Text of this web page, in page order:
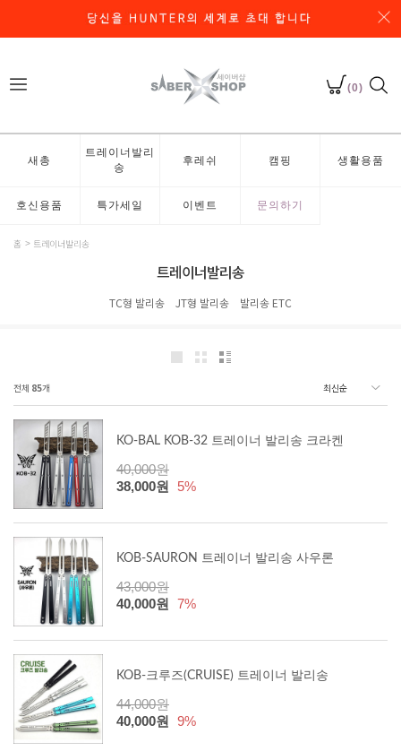
(0)
새총
트레이너발리
송
후레쉬 캠핑 생활용품
호신용품 특가세일 이벤트 문의하기
홈 트레이너발리송
트레이너발리송
TC형 발리송 JT형 발리송 발리송 ETC
전체 85개
KO-BAL KOB-32 트레이너 발리송 크라켄
40,000원
38,000원
5%
KOB-SAURON 트레이너 발리송 사우론
43,000원
40,000원
7%
KOB-크루즈(CRUISE) 트레이너 발리송
44,000원
40,000원
9%